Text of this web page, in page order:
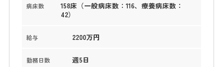
病床数
158床（一般病床数：116、療養病床数：
42）
給与 2200万円
勤務日数 週5日